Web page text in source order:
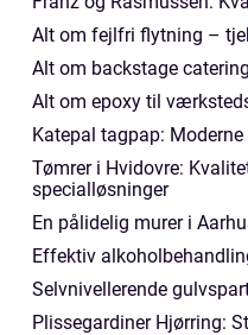
Alt om fejlfri flytning –
Alt om backstage catering
Alt om epoxy til
Katepal tagpap:
Tømrer i Hvidovre:
specialløsninger
En pålidelig murer i
Effektiv
Selvnivellerende
Plissegardiner Hjørring: